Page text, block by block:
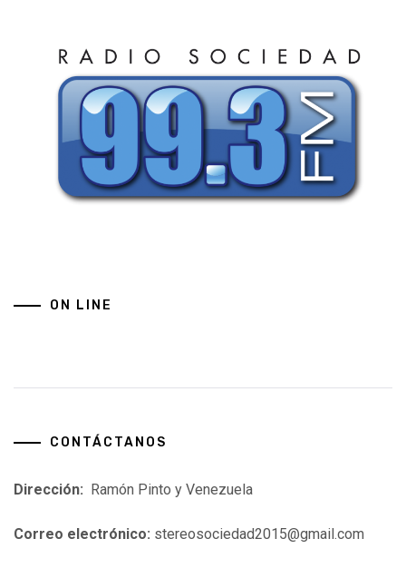
ON LINE
CONTÁCTANOS
Dirección: Ramón Pinto y Venezuela
Correo electrónico: stereosociedad2015@gmail.com